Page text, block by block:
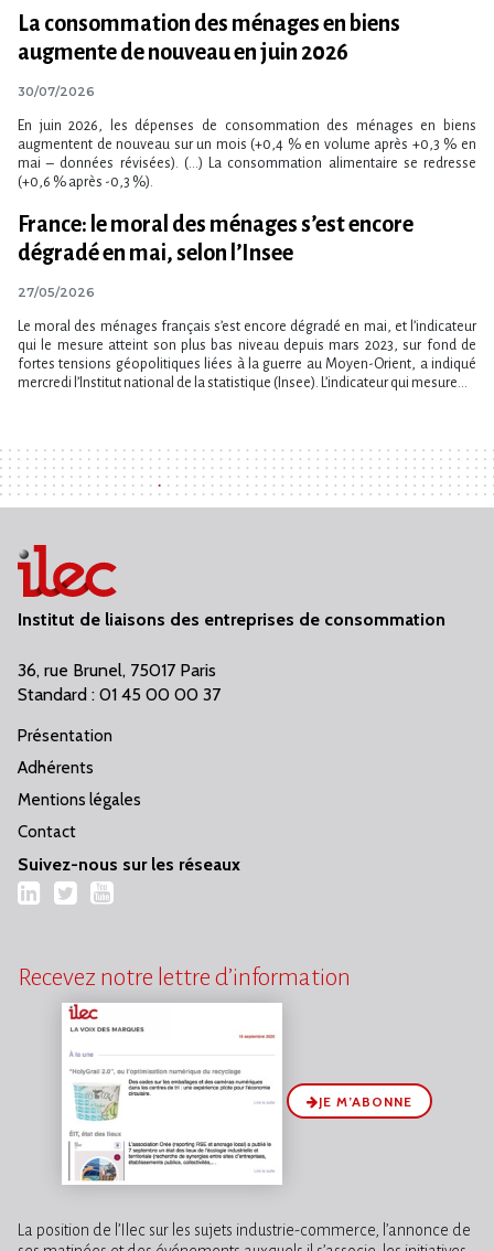
La consommation des ménages en biens
augmente de nouveau en juin 2026
30/07/2026
En juin 2026, les dépenses de consommation des ménages en biens
augmentent de nouveau sur un mois (+0,4 % en volume après +0,3 % en
mai – données révisées). (...) La consommation alimentaire se redresse
(+0,6 % après -0,3 %).
France: le moral des ménages s​‌’est encore
dégradé en mai, selon l​‌’Insee
27/05/2026
Le moral des ménages français s​‌’est encore dégradé en mai, et l​‌’indicateur
qui le mesure atteint son plus bas niveau depuis mars 2023, sur fond de
fortes tensions géopolitiques liées à la guerre au Moyen-Orient, a indiqué
mercredi l​‌’Institut national de la statistique (Insee). L​‌’indicateur qui mesure...
Institut de liaisons des entreprises de consommation
36, rue Brunel, 75017 Paris
Standard : 01 45 00 00 37
Présentation
Adhérents
Mentions légales
Contact
Suivez-nous sur les réseaux
LinkedIn
TwitterYouTube
Recevez notre lettre d’information
JE M’ABONNE
La position de l’Ilec sur les sujets industrie-commerce, l’annonce de